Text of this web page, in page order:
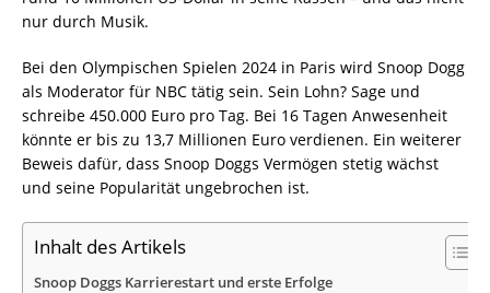
nur durch Musik.
Bei den Olympischen Spielen 2024 in Paris wird Snoop Dogg
als Moderator für NBC tätig sein. Sein Lohn? Sage und
schreibe 450.000 Euro pro Tag. Bei 16 Tagen Anwesenheit
könnte er bis zu 13,7 Millionen Euro verdienen. Ein weiterer
Beweis dafür, dass Snoop Doggs Vermögen stetig wächst
und seine Popularität ungebrochen ist.
Inhalt des Artikels
Snoop Doggs Karrierestart und erste Erfolge